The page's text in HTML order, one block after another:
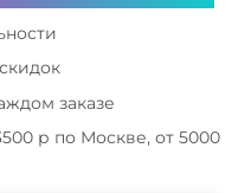
заказе
р по Москве, от 5000